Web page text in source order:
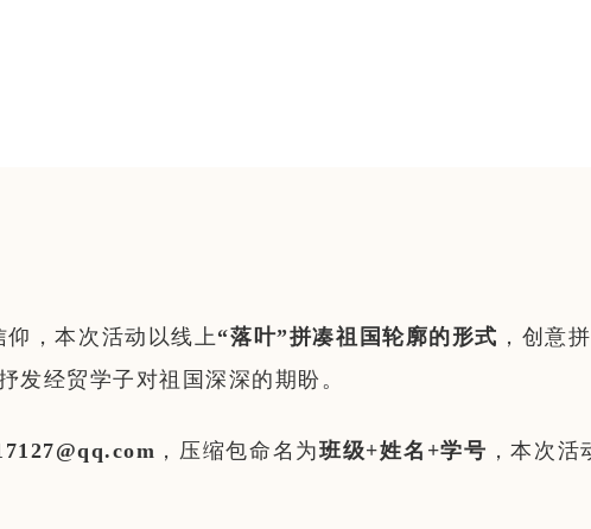
，本次活动以线上 “落叶”拼凑祖国轮廓的形式 ，创意
发经贸学子对祖国深深的期盼。
，压缩包命名为班级+姓名+学号 ，本次